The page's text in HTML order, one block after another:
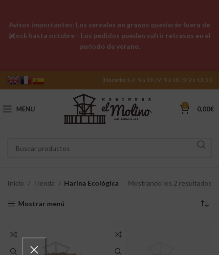
Horario: L-J: 9 a 19 | V: 9 a 18 | S: 9 a 13:30
MENU 0 0,00€
Inicio Tienda Harina Ecológica Mostrando los 2 resultados
Mostrar menú
Avisos importantes: Los cereales en granos quedarán fuera de
stock hasta octubre - Los pedidos pueden sufrir retrasos en el
período de verano.